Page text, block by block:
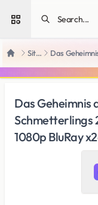
Open sidebar
Home SiteRips
Das Geheimnis
Schmetterlings
1080p BluRay